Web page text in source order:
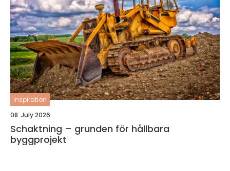
inspiration
08. July 2026
Schaktning – grunden för hållbara
byggprojekt